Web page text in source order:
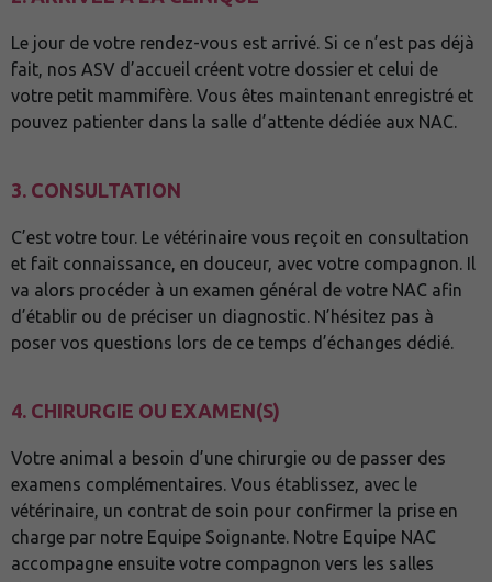
Le jour de votre rendez-vous est arrivé. Si ce n’est pas déjà
fait, nos ASV d’accueil créent votre dossier et celui de
votre petit mammifère. Vous êtes maintenant enregistré et
pouvez patienter dans la salle d’attente dédiée aux NAC.
3. CONSULTATION
C’est votre tour. Le vétérinaire vous reçoit en consultation
et fait connaissance, en douceur, avec votre compagnon. Il
va alors procéder à un examen général de votre NAC afin
d’établir ou de préciser un diagnostic. N’hésitez pas à
poser vos questions lors de ce temps d’échanges dédié.
4. CHIRURGIE OU EXAMEN(S)
Votre animal a besoin d’une chirurgie ou de passer des
examens complémentaires. Vous établissez, avec le
vétérinaire, un contrat de soin pour confirmer la prise en
charge par notre Equipe Soignante. Notre Equipe NAC
accompagne ensuite votre compagnon vers les salles